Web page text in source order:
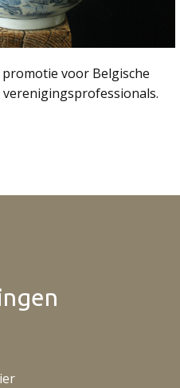
voor Belgische
verenigingsprofessionals.